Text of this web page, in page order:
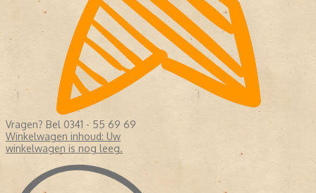
Vragen? Bel 0341 - 55 69 69
Winkelwagen inhoud: Uw
winkelwagen is nog leeg.